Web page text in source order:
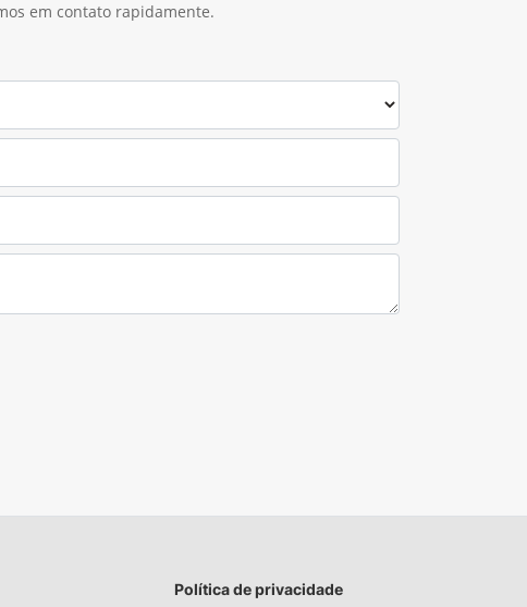
em contato rapidamente.
Política de privacidade